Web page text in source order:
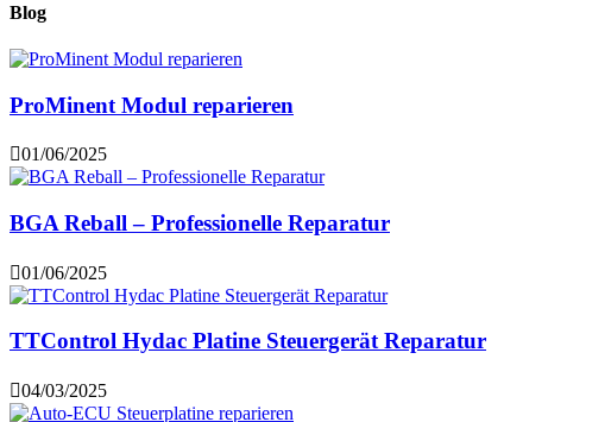
Blog
ProMinent Modul reparieren
01/06/2025
BGA Reball – Professionelle Reparatur
01/06/2025
TTControl Hydac Platine Steuergerät Reparatur
04/03/2025